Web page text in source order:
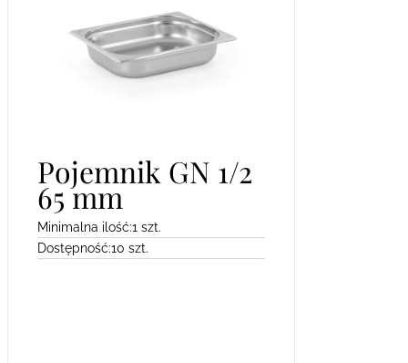
Pojemnik GN 1/2
65 mm
Minimalna ilość:1 szt.
Dostępność:10 szt.